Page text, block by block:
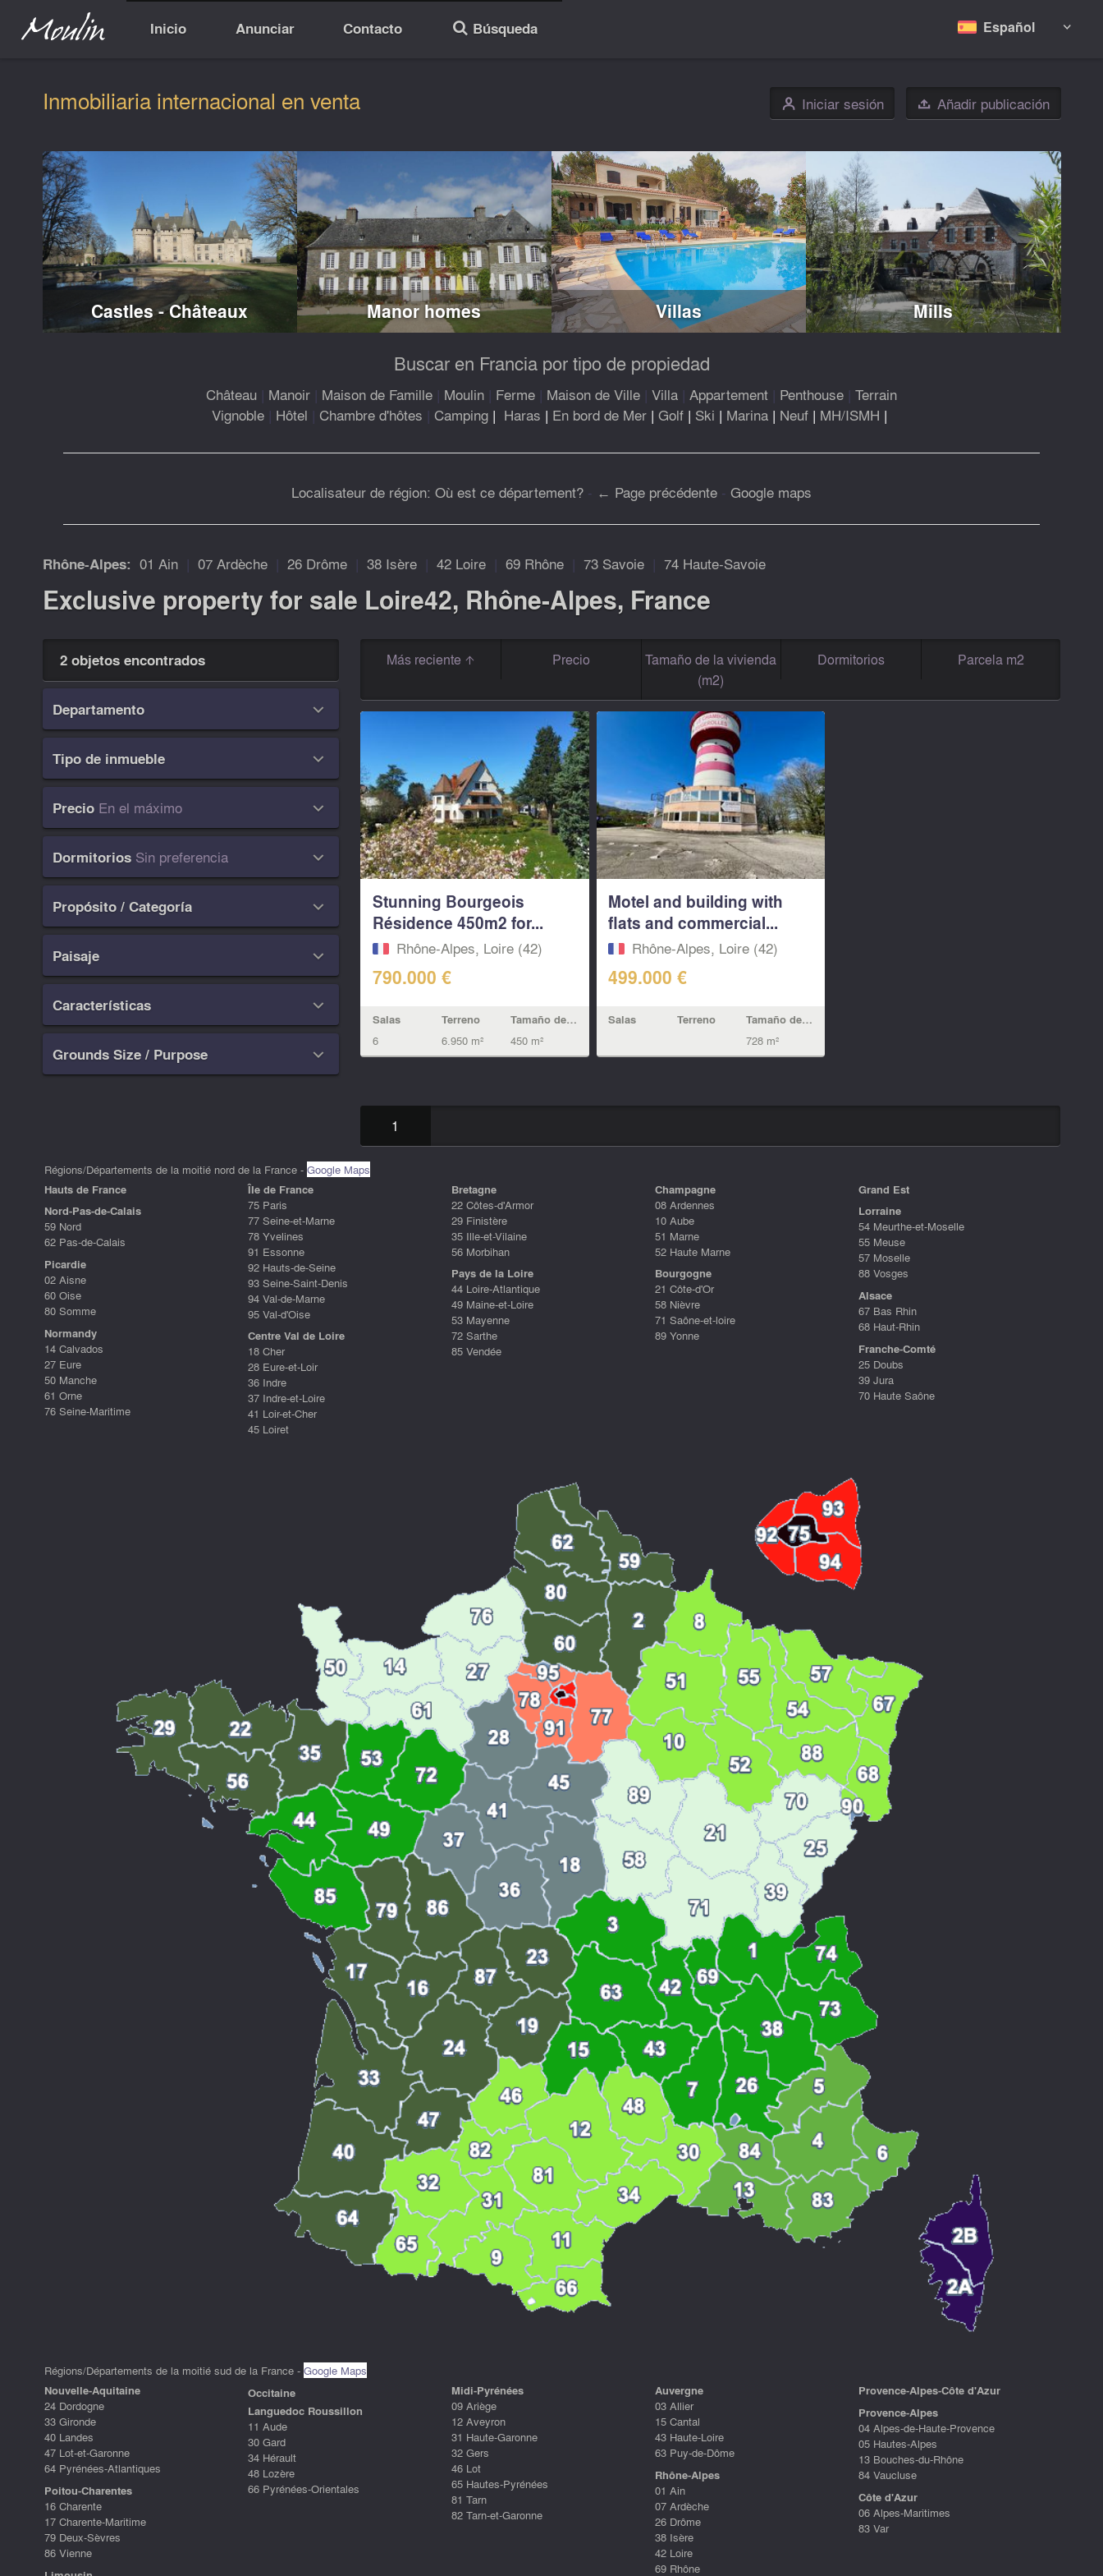
Inicio Anunciar Contacto 🔎 Búsqueda Español 
Inmobiliaria internacional en venta 👤 Iniciar sesión  Añadir publicación
Castles - Châteaux Manor homes Villas Mills
Buscar en Francia por tipo de propiedad
Château | Manoir | Maison de Famille | Moulin | Ferme | Maison de Ville | Villa | Appartement | Penthouse | Terrain
Vignoble | Hôtel | Chambre d'hôtes | Camping | Haras | En bord de Mer | Golf | Ski | Marina | Neuf | MH/ISMH |
Localisateur de région: Où est ce département? - ← Page précédente - Google maps
Rhône-Alpes: 01 Ain| 07 Ardèche| 26 Drôme| 38 Isère| 42 Loire| 69 Rhône| 73 Savoie| 74 Haute-Savoie
Exclusive property for sale Loire42, Rhône-Alpes, France
2 objetos encontrados
Departamento 
Tipo de inmueble 
Precio En el máximo 
Dormitorios Sin preferencia 
Propósito / Categoría 
Paisaje 
Características 
Grounds Size / Purpose 
Más reciente Precio
Tamaño de la vivienda
(m2)
Dormitorios Parcela m2
Stunning Bourgeois
Résidence 450m2 for...
Rhône-Alpes, Loire (42)
790.000 €
Salas
6
Terreno
6.950 m²
Tamaño de la vivienda
450 m²
Motel and building with
flats and commercial...
Rhône-Alpes, Loire (42)
499.000 €
Salas Terreno Tamaño de la vivienda
728 m²
1
Régions/Départements de la moitié nord de la France - Google Maps
Hauts de France
Nord-Pas-de-Calais
59 Nord
62 Pas-de-Calais
Picardie
02 Aisne
60 Oise
80 Somme
Normandy
14 Calvados
27 Eure
50 Manche
61 Orne
76 Seine-Maritime
ÎIe de France
75 Paris
77 Seine-et-Marne
78 Yvelines
91 Essonne
92 Hauts-de-Seine
93 Seine-Saint-Denis
94 Val-de-Marne
95 Val-d'Oise
Centre Val de Loire
18 Cher
28 Eure-et-Loir
36 Indre
37 Indre-et-Loire
41 Loir-et-Cher
45 Loiret
Bretagne
22 Côtes-d'Armor
29 Finistère
35 Ille-et-Vilaine
56 Morbihan
Pays de la Loire
44 Loire-Atlantique
49 Maine-et-Loire
53 Mayenne
72 Sarthe
85 Vendée
Champagne
08 Ardennes
10 Aube
51 Marne
52 Haute Marne
Bourgogne
21 Côte-d'Or
58 Nièvre
71 Saône-et-loire
89 Yonne
Grand Est
Lorraine
54 Meurthe-et-Moselle
55 Meuse
57 Moselle
88 Vosges
Alsace
67 Bas Rhin
68 Haut-Rhin
Franche-Comté
25 Doubs
39 Jura
70 Haute Saône
Régions/Départements de la moitié sud de la France - Google Maps
Nouvelle-Aquitaine
24 Dordogne
33 Gironde
40 Landes
47 Lot-et-Garonne
64 Pyrénées-Atlantiques
Poitou-Charentes
16 Charente
17 Charente-Maritime
79 Deux-Sèvres
86 Vienne
Occitaine
Languedoc Roussillon
11 Aude
30 Gard
34 Hérault
48 Lozère
66 Pyrénées-Orientales
Midi-Pyrénées
09 Ariège
12 Aveyron
31 Haute-Garonne
32 Gers
46 Lot
65 Hautes-Pyrénées
81 Tarn
82 Tarn-et-Garonne
Auvergne
03 Allier
15 Cantal
43 Haute-Loire
63 Puy-de-Dôme
Rhône-Alpes
01 Ain
07 Ardèche
26 Drôme
38 Isère
42 Loire
69 Rhône
Provence-Alpes-Côte d'Azur
Provence-Alpes
04 Alpes-de-Haute-Provence
05 Hautes-Alpes
13 Bouches-du-Rhône
84 Vaucluse
Côte d'Azur
06 Alpes-Maritimes
83 Var